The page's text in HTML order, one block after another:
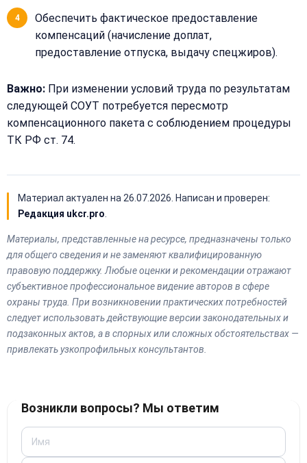
Обеспечить фактическое предоставление
компенсаций (начисление доплат,
предоставление отпуска, выдачу спецжиров).
Важно: При изменении условий труда по результатам
следующей СОУТ потребуется пересмотр
компенсационного пакета с соблюдением процедуры
ТК РФ ст. 74.
Материал актуален на 26.07.2026 . Написан и проверен:
Редакция ukcr.pro
Материалы, представленные на ресурсе, предназначены только
для общего сведения и не заменяют квалифицированную
правовую поддержку. Любые оценки и рекомендации отражают
субъективное профессиональное видение авторов в сфере
охраны труда. При возникновении практических потребностей
следует использовать действующие версии законодательных и
подзаконных актов, а в спорных или сложных обстоятельствах —
привлекать узкопрофильных консультантов.
Возникли вопросы? Мы ответим
(499)
995-
22-